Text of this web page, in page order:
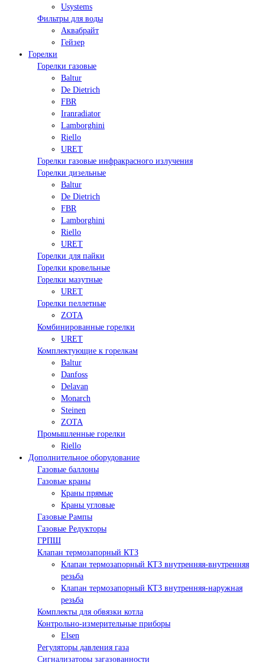
Usystems
Фильтры для воды
Аквабрайт
Гейзер
Горелки
Горелки газовые
Baltur
De Dietrich
FBR
Iranradiator
Lamborghini
Riello
URET
Горелки газовые инфракрасного излучения
Горелки дизельные
Baltur
De Dietrich
FBR
Lamborghini
Riello
URET
Горелки для пайки
Горелки кровельные
Горелки мазутные
URET
Горелки пеллетные
ZOTA
Комбинированные горелки
URET
Комплектующие к горелкам
Baltur
Danfoss
Delavan
Monarch
Steinen
ZOTA
Промышленные горелки
Riello
Дополнительное оборудование
Газовые баллоны
Газовые краны
Краны прямые
Краны угловые
Газовые Рампы
Газовые Редукторы
ГРПШ
Клапан термозапорный КТЗ
Клапан термозапорный КТЗ внутренняя-внутренняя
резьба
Клапан термозапорный КТЗ внутренняя-наружная
резьба
Комплекты для обвязки котла
Контрольно-измерительные приборы
Elsen
Регуляторы давления газа
Сигнализаторы загазованности